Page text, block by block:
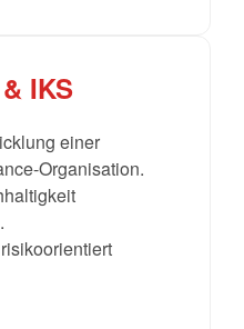
IKS
einer
Organisation.